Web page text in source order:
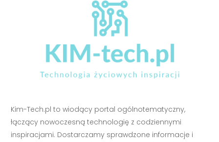
Kim-Tech.pl to wiodący portal ogólnotematyczny,
łączący nowoczesną technologię z codziennymi
inspiracjami. Dostarczamy sprawdzone informacje i